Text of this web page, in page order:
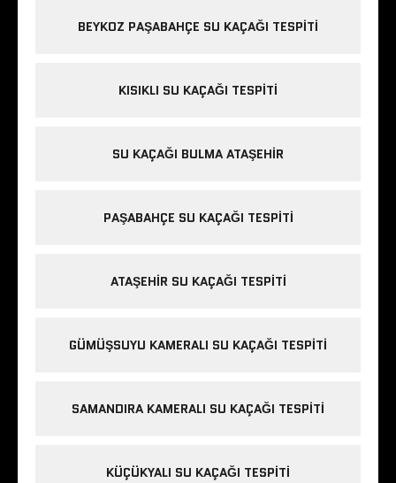
BEYKOZ PAŞABAHÇE SU KAÇAĞI TESPITI
KISIKLI SU KAÇAĞI TESPITI
SU KAÇAĞI BULMA ATAŞEHIR
PAŞABAHÇE SU KAÇAĞI TESPITI
ATAŞEHIR SU KAÇAĞI TESPITI
GÜMÜŞSUYU KAMERALI SU KAÇAĞI TESPITI
SAMANDIRA KAMERALI SU KAÇAĞI TESPITI
KÜÇÜKYALI SU KAÇAĞI TESPITI